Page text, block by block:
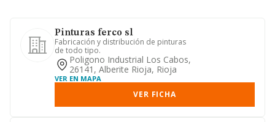
Pinturas ferco sl
Fabricación y distribución de pinturas
de todo tipo.
Poligono Industrial Los Cabos,
26141, Alberite Rioja, Rioja
VER EN MAPA
VER FICHA